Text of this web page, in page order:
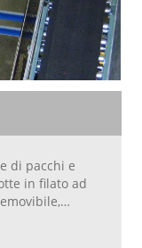
di pacchi e
in filato ad
del peso